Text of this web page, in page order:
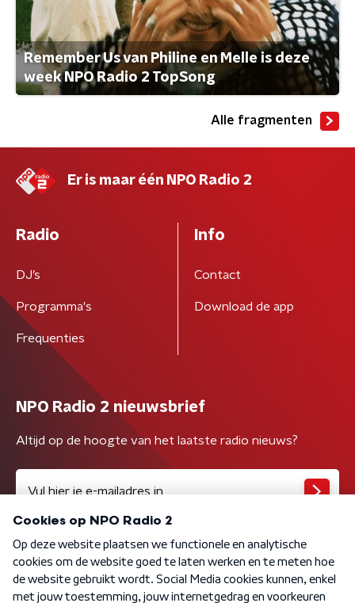
Remember Us van Philine en Melle is deze
week NPO Radio 2 TopSong
Alle fragmenten
Er is maar één NPO Radio 2
Radio
DJ’s
Programma's
Frequenties
Info
Contact
Download de app
NPO Radio 2 nieuwsbrief
Altijd op de hoogte van het laatste radio nieuws?
Algemene voorwaarden